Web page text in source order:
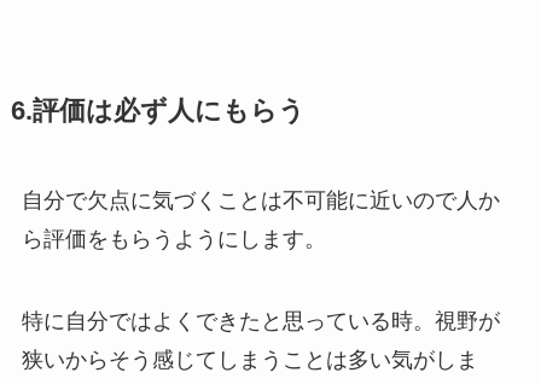
6.評価は必ず人にもらう
自分で欠点に気づくことは不可能に近いので人か
ら評価をもらうようにします。
特に自分ではよくできたと思っている時。視野が
狭いからそう感じてしまうことは多い気がしま